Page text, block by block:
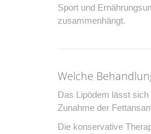
Sport und
zusammenhängt.
Welche
Das Lipödem lässt
Zunahme der
Die konservative